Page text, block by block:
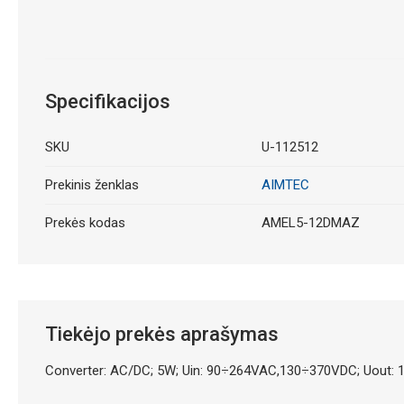
Specifikacijos
SKU U-112512
Prekinis ženklas AIMTEC
Prekės kodas AMEL5-12DMAZ
Tiekėjo prekės aprašymas
Converter: AC/DC; 5W; Uin: 90÷264VAC,130÷370VDC; Uout: